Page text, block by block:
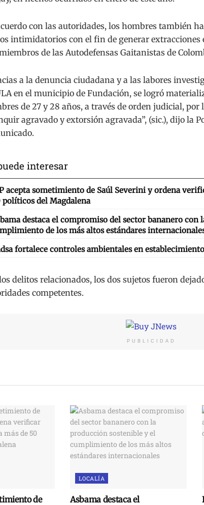
con las autoridades, los hombres también
intimidatorios con el fin de generar extracciones
de las Autodefensas Gaitanistas de
a la denuncia ciudadana y a las labores
en el municipio de Fundación, se logró
de 27 y 28 años, a través de orden judicial, por
agravado y extorsión agravada”, (sic.), dijo la
interesar
acepta sometimiento de Saúl Severini y ordena
políticos del Magdalena
destaca el compromiso del sector bananero con
de los más altos estándares
fortalece controles ambientales en
delitos relacionados, los dos sujetos fueron
competentes.
PUBLICIDAD
de
LOCALÍA
Asbama destaca el